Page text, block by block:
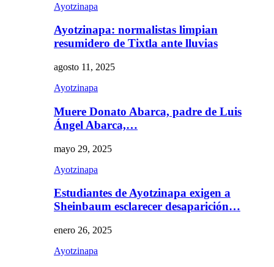
Ayotzinapa
Ayotzinapa: normalistas limpian
resumidero de Tixtla ante lluvias
agosto 11, 2025
Ayotzinapa
Muere Donato Abarca, padre de Luis
Ángel Abarca,…
mayo 29, 2025
Ayotzinapa
Estudiantes de Ayotzinapa exigen a
Sheinbaum esclarecer desaparición…
enero 26, 2025
Ayotzinapa